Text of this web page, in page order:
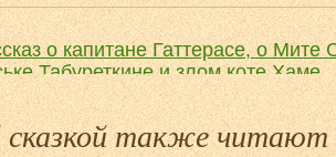
о капитане Гаттерасе, о Мите
Табуреткине и злом коте Хаме
также читают